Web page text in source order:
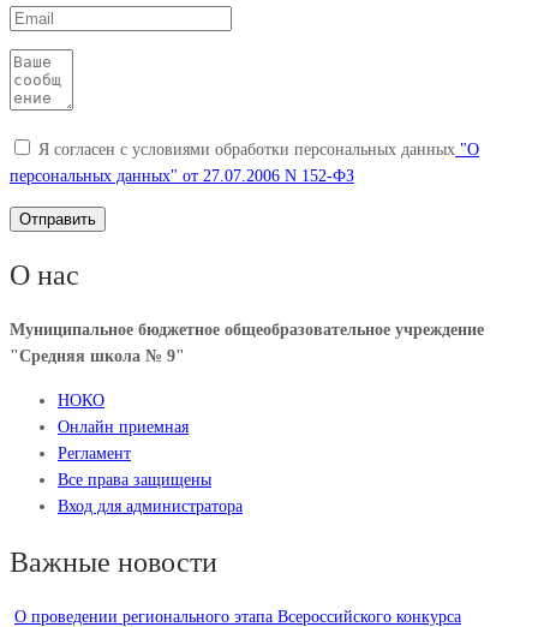
Я согласен с условиями обработки персональных данных "О
персональных данных" от 27.07.2006 N 152-ФЗ
О нас
Муниципальное бюджетное общеобразовательное учреждение
"Средняя школа № 9"
НОКО
Онлайн приемная
Регламент
Все права защищены
Вход для администратора
Важные новости
О проведении регионального этапа Всероссийского конкурса